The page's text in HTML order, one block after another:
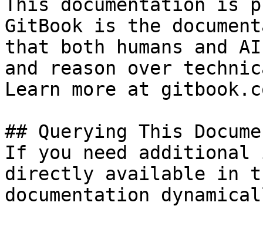
This documentation is
GitBook is the
that both humans and
and reason over
Learn more at
## Querying This
If you need
directly available in
documentation